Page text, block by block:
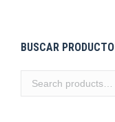
BUSCAR PRODUCTO